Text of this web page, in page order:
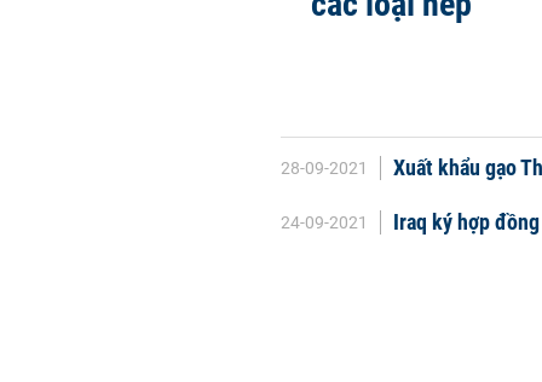
28-09-2021 Xuất khẩu gạo
24-09-2021 Iraq ký hợp